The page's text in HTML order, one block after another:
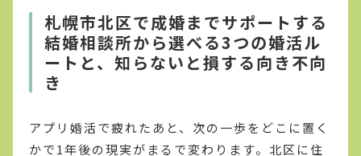
札幌市北区で成婚までサポートする
結婚相談所から選べる3つの婚活ル
ートと、知らないと損する向き不向
き
アプリ婚活で疲れたあと、次の一歩をどこに置く
かで1年後の現実がまるで変わります。北区に住